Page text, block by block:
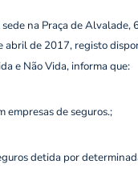
na Praça de
de 2017, registo
e Não Vida, informa que:
empresas de seguros.;
detida por